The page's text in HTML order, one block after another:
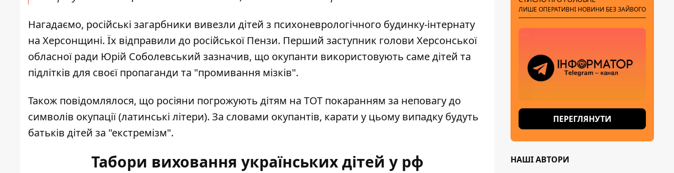
Нагадаємо, російські загарбники вивезли дітей з психоневрологічного будинку-інтернату
на Херсонщині. Їх відправили до російської Пензи. Перший заступник голови Херсонської
обласної ради Юрій Соболевський зазначив, що окупанти використовують саме дітей та
підлітків для своєї пропаганди та "промивання мізків".
Також повідомлялося, що росіяни погрожують дітям на ТОТ покаранням за неповагу до
символів окупації (латинські літери). За словами окупантів, карати у цьому випадку будуть
батьків дітей за "екстремізм".
Табори виховання українських дітей у рф
ЛИШЕ ОПЕРАТИВНІ НОВИНИ БЕЗ ЗАЙВОГО
ПЕРЕГЛЯНУТИ
НАШІ АВТОРИ